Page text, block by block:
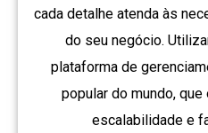
cada detalhe atenda às
do seu negócio.
plataforma de
popular do mundo,
escalabilidade e